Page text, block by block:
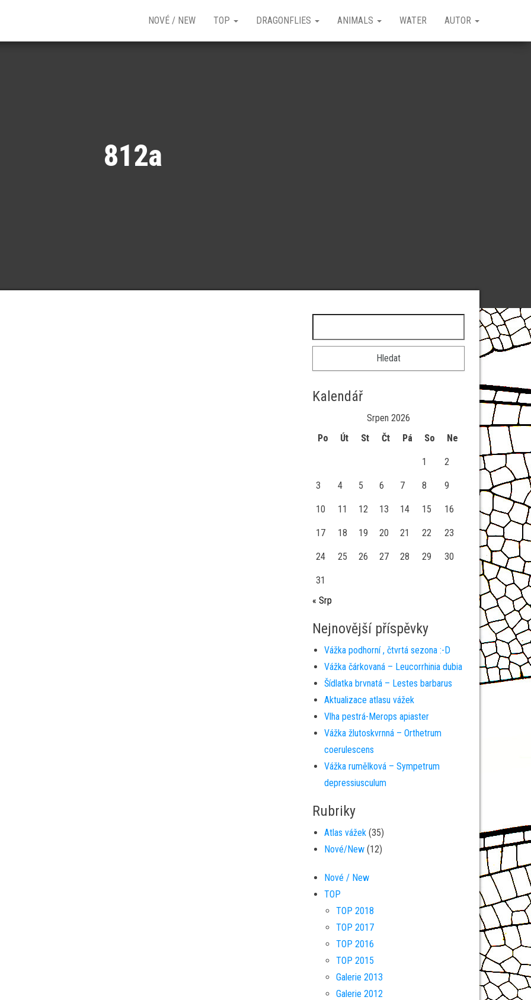
NOVÉ / NEW TOP DRAGONFLIES ANIMALS WATER AUTOR
812a
Kalendář
Srpen 2026
Po
Út St Čt Pá So Ne
1 2
3 4 5 6 7 8 9
10 11 12 13 14 15 16
17 18 19 20 21 22 23
24 25 26 27 28 29 30
31
« Srp
Nejnovější příspěvky
Vážka podhorní , čtvrtá sezona :-D
Vážka čárkovaná – Leucorrhinia dubia
Šídlatka brvnatá – Lestes barbarus
Aktualizace atlasu vážek
Vlha pestrá-Merops apiaster
Vážka žlutoskvrnná – Orthetrum
coerulescens
Vážka rumělková – Sympetrum
depressiusculum
Rubriky
Atlas vážek(35)
Nové/New(12)
Nové / New
TOP
TOP 2018
TOP 2017
TOP 2016
TOP 2015
Galerie 2013
Galerie 2012